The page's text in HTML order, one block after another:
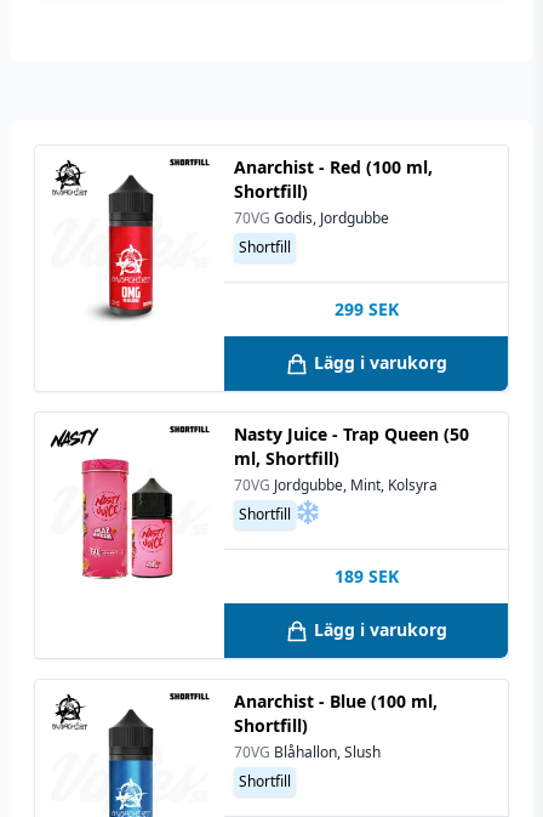
Anarchist - Red (100 ml,
Shortfill)
70VG Godis, Jordgubbe
Shortfill
299 SEK
Lägg i varukorg
Nasty Juice - Trap Queen (50
ml, Shortfill)
70VG Jordgubbe, Mint, Kolsyra
Shortfill
189 SEK
Lägg i varukorg
Anarchist - Blue (100 ml,
Shortfill)
70VG Blåhallon, Slush
Shortfill